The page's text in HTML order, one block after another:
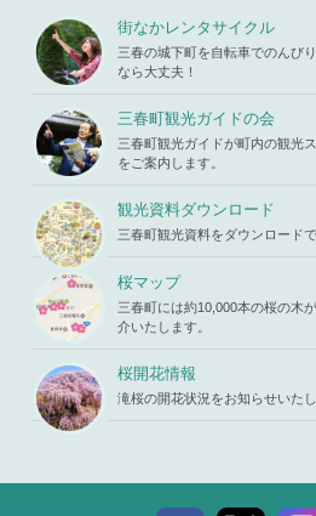
parts/picu
p.phpon li
ne19
iharukoma.
com/public
_html/wp-c
ontent/the
mes/mihar
u/template-
parts/picu
p.phpon li
ne19
ttempt to re
ad property
"ID" on null
in/home/x
iharukoma.
com/public
_html/wp-c
ontent/the
mes/mihar
u/template-
parts/picu
p.phpon li
ne 19
街なかレンタサイクル
三春の城下町を自転車でのんび
なら大丈夫！
三春町観光ガイドの会
三春町観光ガイドが町内の観光
をご案内します。
観光資料ダウンロード
三春町観光資料をダウンロードで
桜マップ
三春町には約10,000本の桜の木
介いたします。
桜開花情報
滝桜の開花状況をお知らせいたし